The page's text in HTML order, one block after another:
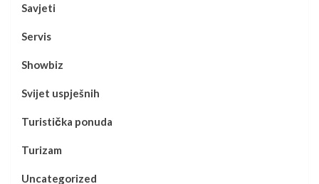
Savjeti
Servis
Showbiz
Svijet uspješnih
Turistička ponuda
Turizam
Uncategorized